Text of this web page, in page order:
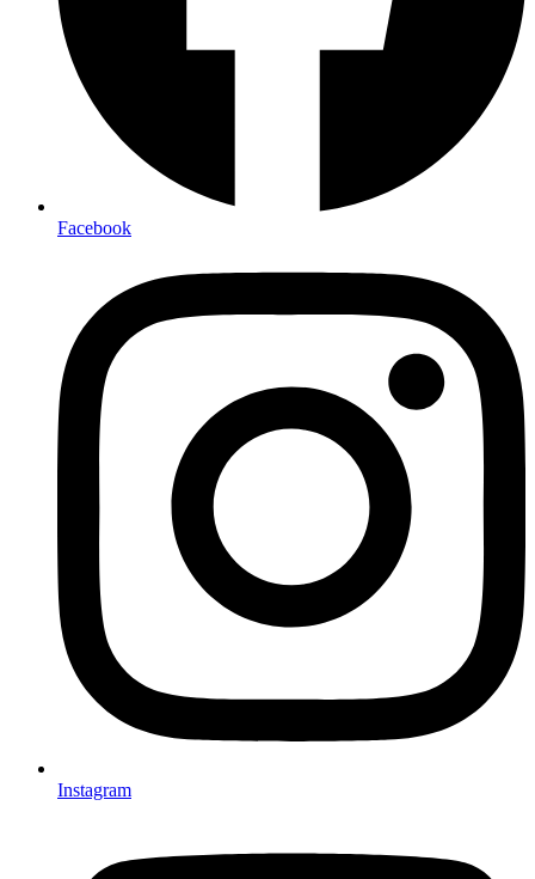
Facebook
Instagram